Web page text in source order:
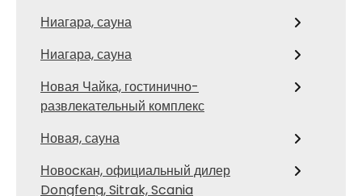
Ниагара, сауна
Ниагара, сауна
Новая Чайка, гостинично-
развлекательный комплекс
Новая, сауна
Новоcкан, официальный дилер
Dongfeng, Sitrak, Scania